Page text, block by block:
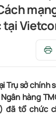
tại
Trụ sở chính
Ngân hàng
đã tổ chức